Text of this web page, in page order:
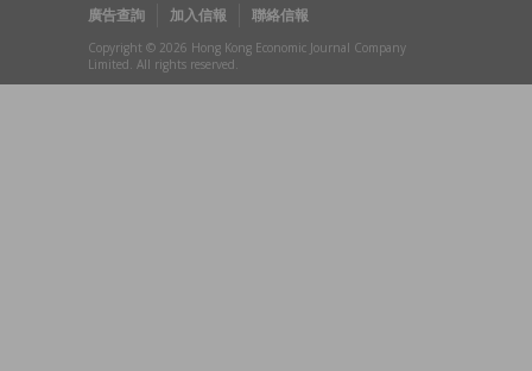
廣告查詢
加入信報 聯絡信報
Copyright © 2026 Hong Kong Economic Journal Company
Limited. All rights reserved.